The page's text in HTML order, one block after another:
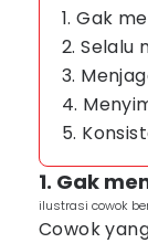
1. Gak
2.
3.
4.
5.
1. Gak
ilustrasi cowok
Cowok